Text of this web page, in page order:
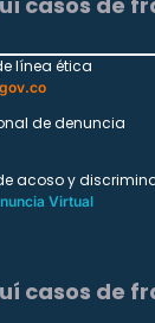
línea ética
de denuncia
acoso y
Virtual
casos de